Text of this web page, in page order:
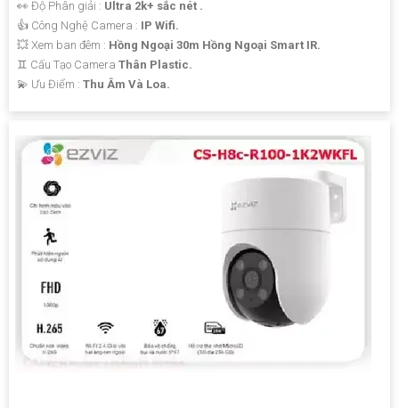
👀 Độ Phân giải : Ultra 2k+ sắc nét .
👍 Công Nghệ Camera : IP Wifi.
💥 Xem ban đêm : Hồng Ngoại 30m Hồng Ngoại Smart IR.
♊ Cấu Tạo Camera Thân Plastic.
️💫 Ưu Điểm : Thu Âm Và Loa.